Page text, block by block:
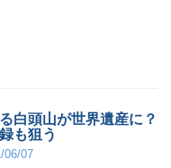
白頭山が世界遺産に？
も狙う
06/07